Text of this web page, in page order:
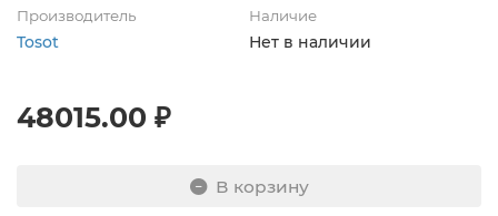
Производитель
Tosot
Наличие
Нет в наличии
48015.00 ₽
В корзину